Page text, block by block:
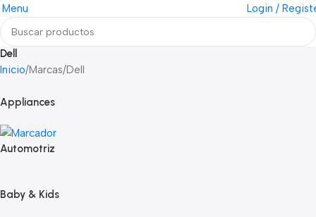
Menu Login /
Dell
Inicio Marcas Dell
Appliances
Automotriz
Baby & Kids